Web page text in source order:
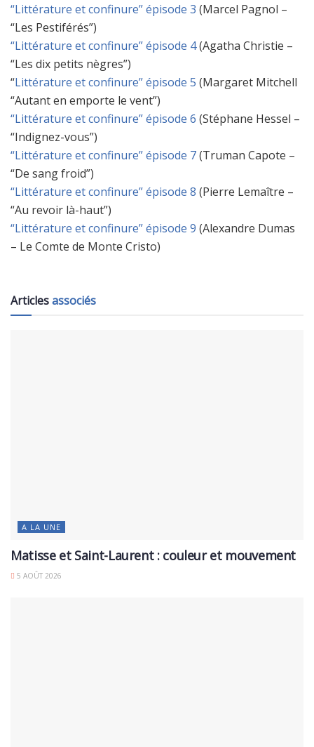
“Littérature et confinure” épisode 3 (Marcel Pagnol –
“Les Pestiférés”)
“Littérature et confinure” épisode 4(Agatha Christie –
“Les dix petits nègres”)
“Littérature et confinure” épisode 5 (Margaret Mitchell
“Autant en emporte le vent”)
“Littérature et confinure” épisode 6 (Stéphane Hessel –
“Indignez-vous”)
“Littérature et confinure” épisode 7(Truman Capote –
“De sang froid”)
“Littérature et confinure” épisode 8 (Pierre Lemaître –
“Au revoir là-haut”)
“Littérature et confinure” épisode 9 (Alexandre Dumas
– Le Comte de Monte Cristo)
Articlesassociés
A LA UNE
Matisse et Saint-Laurent : couleur et mouvement
5 AOÛT 2026